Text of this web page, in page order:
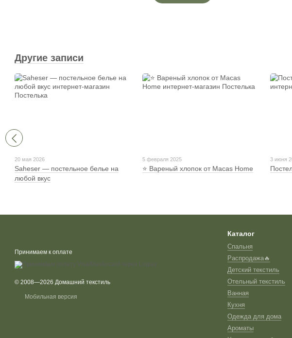
Другие записи
20 мая 2026
Saheser — постельное белье на
любой вкус
5 февраля 2025
⭐ Вареный хлопок от Macas Home
3 июня
Принимаем к оплате
© 2008—2026 Домашний текстиль
Мобильная версия
Каталог
Спальня
Распродажа🔥
Детский текстиль
Отельный текстиль
Ванная
Кухня
Одежда для дома
Ароматы